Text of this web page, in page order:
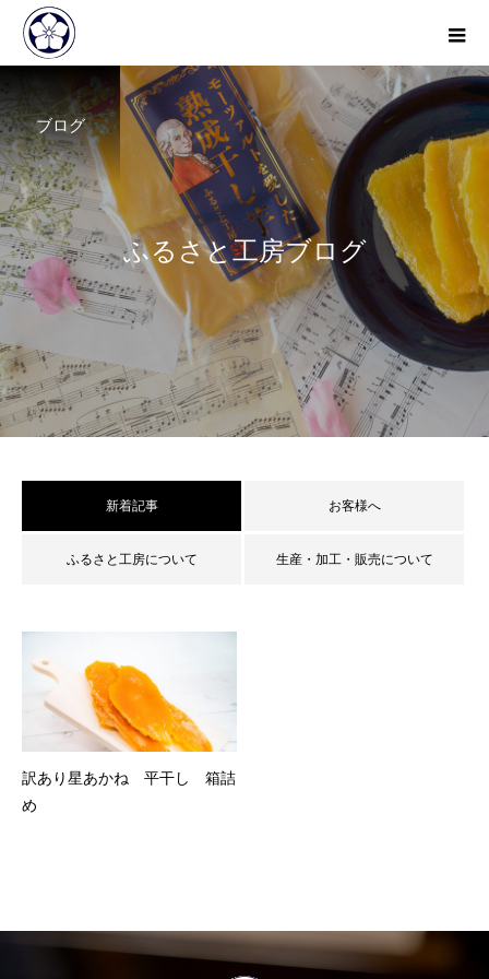
ブログ
ふる さと工房ブロ グ
新着記事 お客様へ
ふるさと工房について 生産・加工・販売について
訳あり星あかね 平干し 箱詰
め